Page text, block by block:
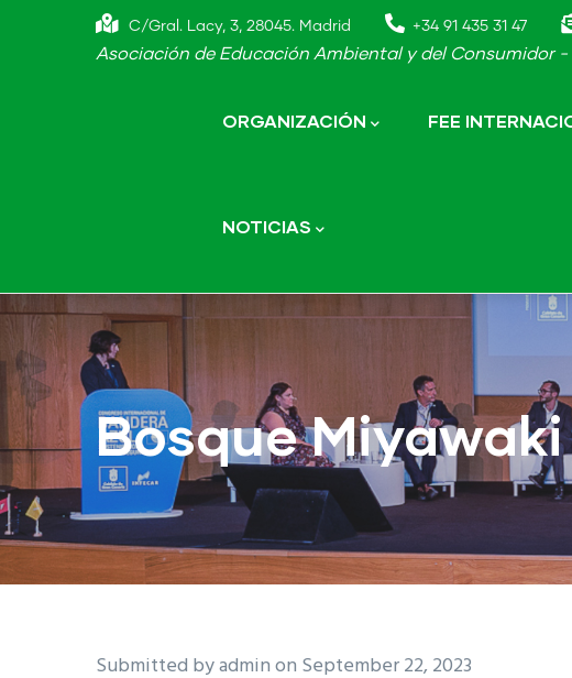
C/Gral. Lacy, 3, 28045. Madrid +34 91 435 31 47
Asociación de Educación Ambiental y del Consumidor
navigation
ORGANIZACIÓN FEE
NOTICIAS
Bosque Miyawaki
Submitted byadminon September 22, 2023